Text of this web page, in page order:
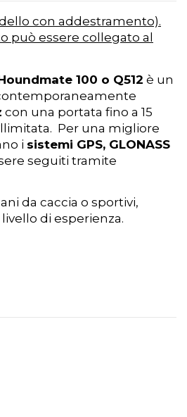
con addestramento).
può essere collegato al
100 o Q512 è un
con una portata fino a 15
Per una migliore
i sistemi GPS, GLONASS
seguiti tramite
da caccia o sportivi,
di esperienza.